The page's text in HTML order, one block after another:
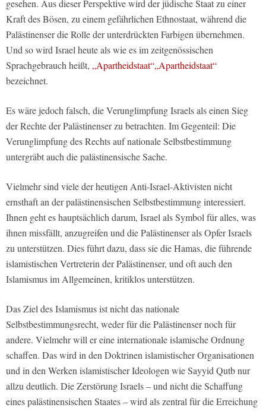
gesehen. Aus dieser Perspektive wird der jüdische Staat zu einer
Kraft des Bösen, zu einem gefährlichen Ethnostaat, während die
Palästinenser die Rolle der unterdrückten Farbigen übernehmen.
Und so wird Israel heute als wie es im zeitgenössischen
Sprachgebrauch heißt, „Apartheidstaat“„Apartheidstaat“
bezeichnet.
Es wäre jedoch falsch, die Verunglimpfung Israels als einen Sieg
der Rechte der Palästinenser zu betrachten. Im Gegenteil: Die
Verunglimpfung des Rechts auf nationale Selbstbestimmung
untergräbt auch die palästinensische Sache.
Vielmehr sind viele der heutigen Anti-Israel-Aktivisten nicht
ernsthaft an der palästinensischen Selbstbestimmung interessiert.
Ihnen geht es hauptsächlich darum, Israel als Symbol für alles, was
ihnen missfällt, anzugreifen und die Palästinenser als Opfer Israels
zu unterstützen. Dies führt dazu, dass sie die Hamas, die führende
islamistischen Vertreterin der Palästinenser, und oft auch den
Islamismus im Allgemeinen, kritiklos unterstützen.
Das Ziel des Islamismus ist nicht das nationale
Selbstbestimmungsrecht, weder für die Palästinenser noch für
andere. Vielmehr will er eine internationale islamische Ordnung
schaffen. Das wird in den Doktrinen islamistischer Organisationen
und in den Werken islamistischer Ideologen wie Sayyid Qutb nur
allzu deutlich. Die Zerstörung Israels – und nicht die Schaffung
eines palästinensischen Staates – wird als zentral für die Erreichung